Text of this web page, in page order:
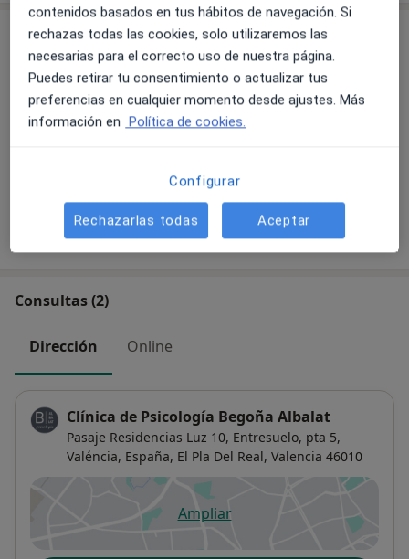
Servicios y precios
Terapia de pareja
75 € Detalles
¿Cómo funcionan los precios?
Consultas (2)
Dirección Online
Clínica de Psicología Begoña Albalat
Pasaje Residencias Luz 10, Entresuelo, pta 5,
Valéncia, España, El Pla Del Real, Valencia 46010
Ampliarse abre en una nueva
contenidos basados en tus hábitos de navegación. Si
rechazas todas las cookies, solo utilizaremos las
necesarias para el correcto uso de nuestra página.
Puedes retirar tu consentimiento o actualizar tus
preferencias en cualquier momento desde ajustes. Más
información en Política de cookies.
Configurar
Rechazarlas todas Aceptar